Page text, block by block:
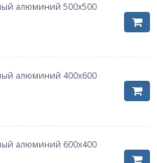
алюминий 500х500
алюминий 400х600
алюминий 600х400